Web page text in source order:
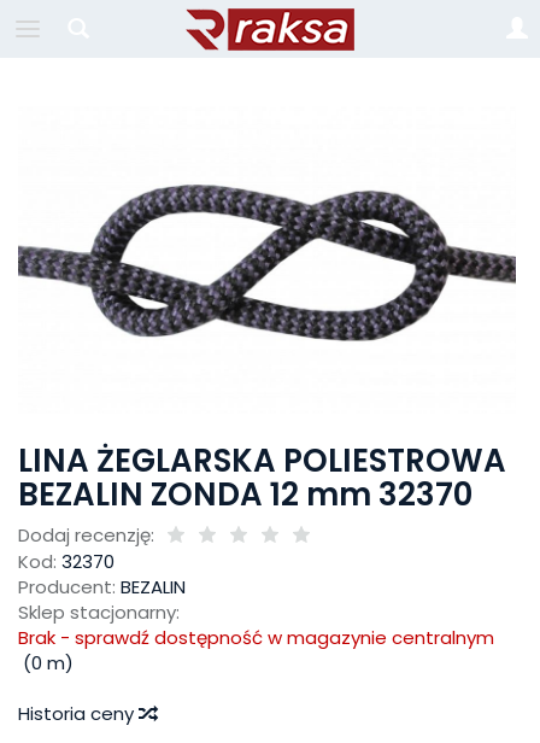
LINA ŻEGLARSKA POLIESTROWA
BEZALIN ZONDA 12 mm 32370
Dodaj recenzję:
Kod: 32370
Producent: BEZALIN
Sklep stacjonarny:
Brak - sprawdź dostępność w magazynie centralnym
(0 m)
Historia ceny